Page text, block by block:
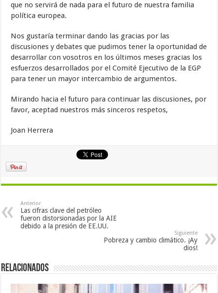
que no servirá de nada para el futuro de nuestra familia
política europea.
Nos gustaría terminar dando las gracias por las
discusiones y debates que pudimos tener la oportunidad de
desarrollar con vosotros en los últimos meses gracias los
esfuerzos desarrollados por el Comité Ejecutivo de la EGP
para tener un mayor intercambio de argumentos.
Mirando hacia el futuro para continuar las discusiones, por
favor, aceptad nuestros más sinceros respetos,
Joan Herrera
Anterior
Las cifras clave del petróleo
fueron distorsionadas por la AIE
debido a la presión de EE.UU.
Siguiente
Pobreza y cambio climático. ¡Ay
dios!
Relacionados